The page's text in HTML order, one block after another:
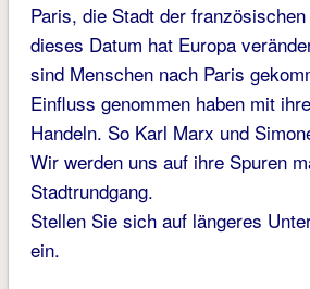
Paris, die Stadt der
dieses Datum hat Europa
sind Menschen nach Paris
Einfluss genommen haben mit
Handeln. So Karl Marx und
Wir werden uns auf ihre Spuren
Stadtrundgang.
Stellen Sie sich auf längeres
ein.